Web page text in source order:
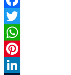
Facebook
Twitter
WhatsApp
Pinterest